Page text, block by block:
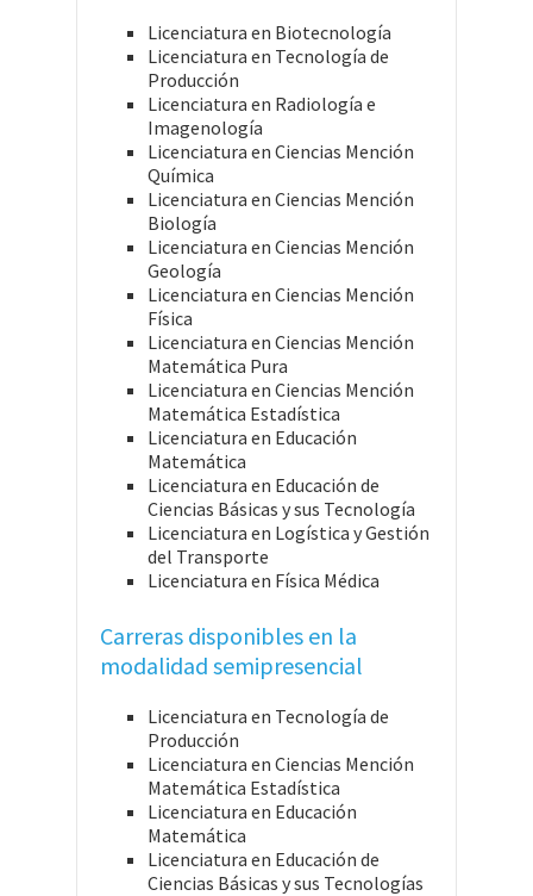
Licenciatura en Biotecnología
Licenciatura en Tecnología de
Producción
Licenciatura en Radiología e
Imagenología
Licenciatura en Ciencias Mención
Química
Licenciatura en Ciencias Mención
Biología
Licenciatura en Ciencias Mención
Geología
Licenciatura en Ciencias Mención
Física
Licenciatura en Ciencias Mención
Matemática Pura
Licenciatura en Ciencias Mención
Matemática Estadística
Licenciatura en Educación
Matemática
Licenciatura en Educación de
Ciencias Básicas y sus Tecnología
Licenciatura en Logística y Gestión
del Transporte
Licenciatura en Física Médica
Carreras disponibles en la
modalidad semipresencial
Licenciatura en Tecnología de
Producción
Licenciatura en Ciencias Mención
Matemática Estadística
Licenciatura en Educación
Matemática
Licenciatura en Educación de
Ciencias Básicas y sus Tecnologías